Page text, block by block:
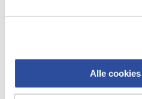
Alle
Altijd onze folder bij